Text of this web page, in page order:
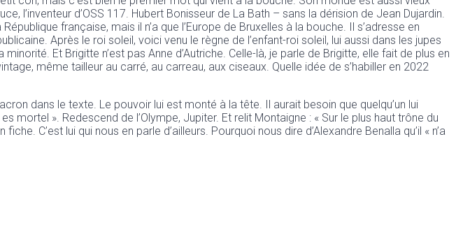
l’inventeur d’OSS 117. Hubert Bonisseur de La Bath – sans la dérision de Jean Dujardin.
française, mais il n’a que l’Europe de Bruxelles à la bouche. Il s’adresse en
Après le roi soleil, voici venu le règne de l’enfant-roi soleil, lui aussi dans les jupes
Et Brigitte n’est pas Anne d’Autriche. Celle-là, je parle de Brigitte, elle fait de plus en
même tailleur au carré, au carreau, aux ciseaux. Quelle idée de s’habiller en 2022
dans le texte. Le pouvoir lui est monté à la tête. Il aurait besoin que quelqu’un lui
mortel ». Redescend de l’Olympe, Jupiter. Et relit Montaigne : « Sur le plus haut trône du
C’est lui qui nous en parle d’ailleurs. Pourquoi nous dire d’Alexandre Benalla qu’il « n’a